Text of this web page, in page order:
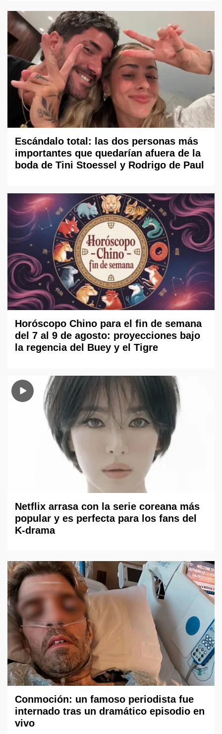
Escándalo total: las dos personas más
importantes que quedarían afuera de la
boda de Tini Stoessel y Rodrigo de Paul
Horóscopo Chino para el fin de semana
del 7 al 9 de agosto: proyecciones bajo
la regencia del Buey y el Tigre
Netflix arrasa con la serie coreana más
popular y es perfecta para los fans del
K-drama
Conmoción: un famoso periodista fue
internado tras un dramático episodio en
vivo